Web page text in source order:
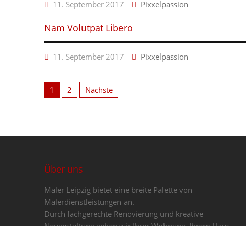
11. September 2017
Pixxelpassion
Nam Volutpat Libero
11. September 2017 Pixxelpassion
Beitragsnavigation
1 2 Nächste
Über uns
Maler Leipzig bietet eine breite Palette von
Malerdienstleistungen an.
Durch fachgerechte Renovierung und kreative